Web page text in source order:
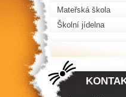
Mateřská škola
Školní jídelna